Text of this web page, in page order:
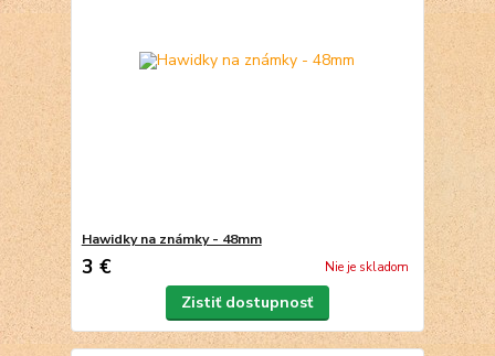
Hawidky na známky - 48mm
3 € Nie je skladom
Zistiť dostupnosť